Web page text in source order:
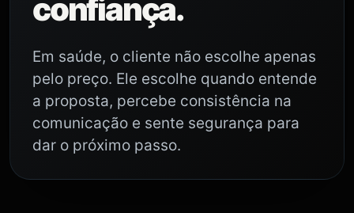
confiança.
Em saúde, o cliente não escolhe apenas
pelo preço. Ele escolhe quando entende
a proposta, percebe consistência na
comunicação e sente segurança para
dar o próximo passo.